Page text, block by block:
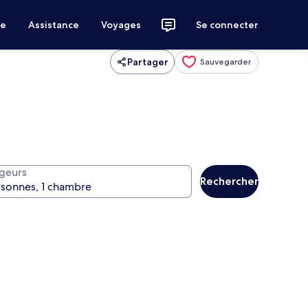
Assistance Voyages Se connecter
Partager Sauvegarder
Rechercher